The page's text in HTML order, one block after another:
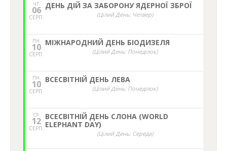
ЧТ.
06
СЕРП.
ДЕНЬ ДІЙ ЗА ЗАБОРОНУ ЯДЕРНОЇ ЗБРОЇ
(Цілий День: Четвер)
ПН.
10
СЕРП.
МІЖНАРОДНИЙ ДЕНЬ БІОДИЗЕЛЯ
(Цілий День: Понеділок)
ПН.
10
СЕРП.
ВСЕСВІТНІЙ ДЕНЬ ЛЕВА
(Цілий День: Понеділок)
СР.
12
СЕРП.
ВСЕСВІТНІЙ ДЕНЬ СЛОНА (WORLD
ELEPHANT DAY)
(Цілий День: Середа)